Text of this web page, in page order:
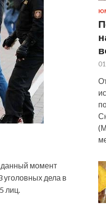
данный момент
дела в
лиц.